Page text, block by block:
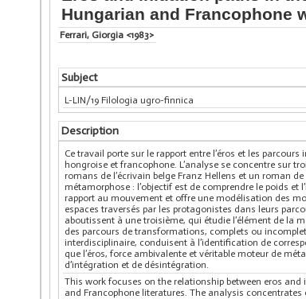
Hungarian and Francophone
Ferrari, Giorgia <1983>
Subject
L-LIN/19 Filologia ugro-finnica
Description
Ce travail porte sur le rapport entre l’éros et les
hongroise et francophone. L’analyse se concentre sur
romans de l’écrivain belge Franz Hellens et un roman
métamorphose : l’objectif est de comprendre le poids et
rapport au mouvement et offre une modélisation des
espaces traversés par les protagonistes dans leurs
aboutissent à une troisième, qui étudie l’élément de la
des parcours de transformations, complets ou
interdisciplinaire, conduisent à l’identification de
que l’éros, force ambivalente et véritable moteur de
d’intégration et de désintégration.
This work focuses on the relationship between eros
and Francophone literatures. The analysis